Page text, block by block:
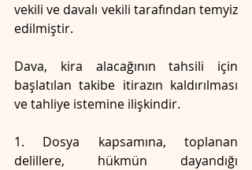
vekili ve davalı vekili tarafından temyiz
edilmiştir.
Dava, kira alacağının tahsili için
başlatılan takibe itirazın kaldırılması
ve tahliye istemine ilişkindir.
1. Dosya kapsamına, toplanan
delillere, hükmün dayandığı